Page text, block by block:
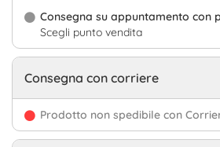
Consegna su appuntamento con
Scegli punto vendita
Consegna con corriere
Prodotto non spedibile con